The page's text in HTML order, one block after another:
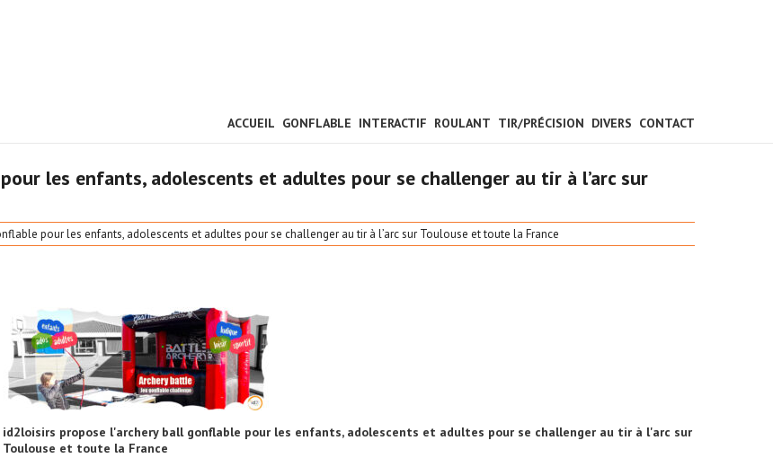
ACCUEIL GONFLABLE INTERACTIF ROULANT TIR/PRÉCISION DIVERS CONTACT
les enfants, adolescents et adultes pour se challenger au tir à l’arc sur
pour les enfants, adolescents et adultes pour se challenger au tir à l’arc sur Toulouse et toute la France
id2loisirs propose l'archery ball gonflable pour les enfants, adolescents et adultes pour se challenger au tir à l'arc sur
Toulouse et toute la France